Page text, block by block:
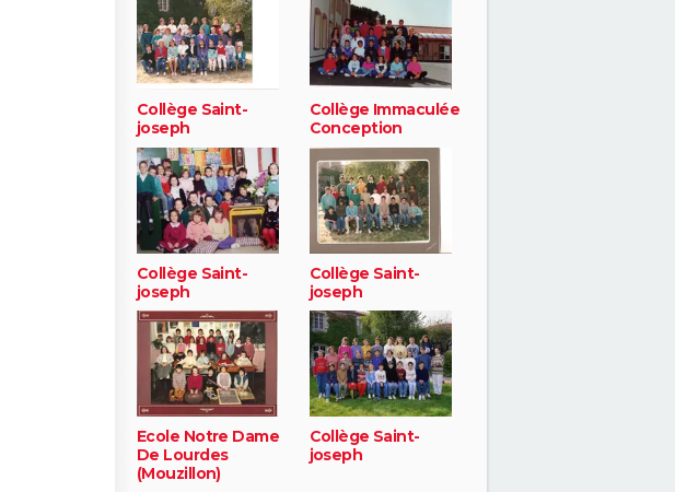
Collège Saint-
joseph
Collège Immaculée
Conception
Collège Saint-
joseph
Collège Saint-
joseph
Ecole Notre Dame
De Lourdes
(Mouzillon)
Collège Saint-
joseph